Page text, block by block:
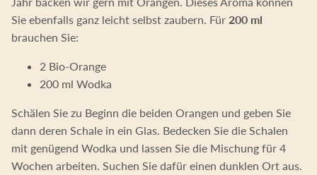
Sie ebenfalls ganz leicht selbst zaubern. Für 200 ml
brauchen Sie:
2 Bio-Orange
200 ml Wodka
Schälen Sie zu Beginn die beiden Orangen und geben Sie
dann deren Schale in ein Glas. Bedecken Sie die Schalen
mit genügend Wodka und lassen Sie die Mischung für 4
Wochen arbeiten. Suchen Sie dafür einen dunklen Ort aus.